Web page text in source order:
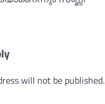
will not be published.